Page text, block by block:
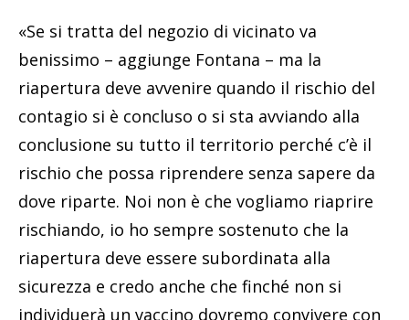
«Se si tratta del negozio di vicinato va
benissimo – aggiunge Fontana – ma la
riapertura deve avvenire quando il rischio del
contagio si è concluso o si sta avviando alla
conclusione su tutto il territorio perché c’è il
rischio che possa riprendere senza sapere da
dove riparte. Noi non è che vogliamo riaprire
rischiando, io ho sempre sostenuto che la
riapertura deve essere subordinata alla
sicurezza e credo anche che finché non si
individuerà un vaccino dovremo convivere con